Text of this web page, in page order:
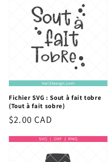
Fichier SVG : Sout à fait tobre
(Tout à fait sobre)
Prix
$2.00 CAD